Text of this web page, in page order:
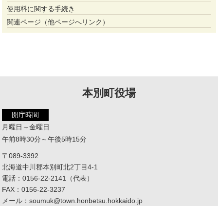
使用料に関する手続き
関連ページ（他ページへリンク）
本別町役場
開庁時間
月曜日～金曜日
午前8時30分～午後5時15分
〒089-3392
北海道中川郡本別町北2丁目4-1
電話：0156-22-2141（代表）
FAX：0156-22-3237
メール：soumuk@town.honbetsu.hokkaido.jp